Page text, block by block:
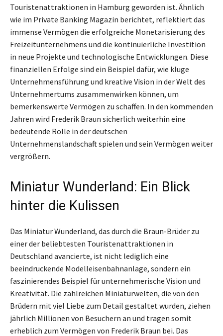
Touristenattraktionen in Hamburg geworden ist. Ähnlich
wie im Private Banking Magazin berichtet, reflektiert das
immense Vermögen die erfolgreiche Monetarisierung des
Freizeitunternehmens und die kontinuierliche Investition
in neue Projekte und technologische Entwicklungen. Diese
finanziellen Erfolge sind ein Beispiel dafür, wie kluge
Unternehmensführung und kreative Vision in der Welt des
Unternehmertums zusammenwirken können, um
bemerkenswerte Vermögen zu schaffen. In den kommenden
Jahren wird Frederik Braun sicherlich weiterhin eine
bedeutende Rolle in der deutschen
Unternehmenslandschaft spielen und sein Vermögen weiter
vergrößern.
Miniatur Wunderland: Ein Blick
hinter die Kulissen
Das Miniatur Wunderland, das durch die Braun-Brüder zu
einer der beliebtesten Touristenattraktionen in
Deutschland avancierte, ist nicht lediglich eine
beeindruckende Modelleisenbahnanlage, sondern ein
faszinierendes Beispiel für unternehmerische Vision und
Kreativität. Die zahlreichen Miniaturwelten, die von den
Brüdern mit viel Liebe zum Detail gestaltet wurden, ziehen
jährlich Millionen von Besuchern an und tragen somit
erheblich zum Vermögen von Frederik Braun bei. Das